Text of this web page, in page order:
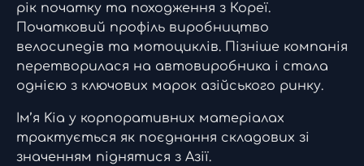
рік початку та походження з Кореї.
Початковий профіль виробництво
велосипедів та мотоциклів. Пізніше компанія
перетворилася на автовиробника і стала
однією з ключових марок азійського ринку.
Ім’я Kia у корпоративних матеріалах
трактується як поєднання складових зі
значенням піднятися з Азії.